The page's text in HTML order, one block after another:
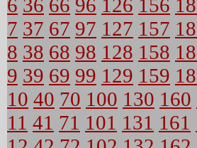
6 36 66 96 126 156
7 37 67 97 127 157
8 38 68 98 128 158
9 39 69 99 129 159
10 40 70 100 130 160
11 41 71 101 131 161